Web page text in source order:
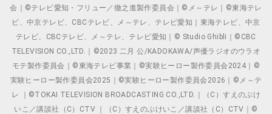
会｜©テレビ愛知・フリュー／徹之進製作委員会｜©メ～テレ｜©東海テレ
ビ、中京テレビ、CBCテレビ、メ～テレ、テレビ愛知｜東海テレビ、中京
テレビ、CBCテレビ、メ～テレ、テレビ愛知｜© Studio Ghibli｜©CBC
TELEVISION CO.,LTD.｜©2023 二月 公/KADOKAWA/声優ラジオのウラオ
モテ製作委員会｜©東海テレビ事業｜©実験ヒーロー製作委員会2024｜©
実験ヒーロー製作委員会2025｜©実験ヒーロー製作委員会2026｜©メ～テ
レ ｜©TOKAI TELEVISION BROADCASTING CO.,LTD.｜（C）すえのぶけ
いこ／講談社（C）CTV ｜（C）すえのぶけいこ／講談社（C）CTV｜©